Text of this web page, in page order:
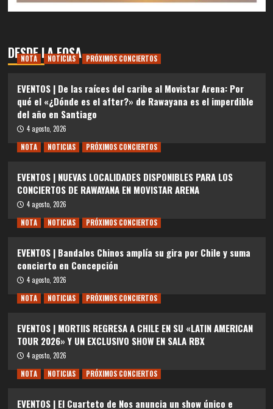
DESDE LA FOSA
NOTA NOTICIAS PRÓXIMOS CONCIERTOS
EVENTOS | De las raíces del caribe al Movistar Arena: Por
qué el «¿Dónde es el after?» de Rawayana es el imperdible
del año en Santiago
4 agosto, 2026
NOTA
NOTICIAS PRÓXIMOS CONCIERTOS
EVENTOS | NUEVAS LOCALIDADES DISPONIBLES PARA LOS
CONCIERTOS DE RAWAYANA EN MOVISTAR ARENA
4 agosto, 2026
NOTA
NOTICIAS PRÓXIMOS CONCIERTOS
EVENTOS | Bandalos Chinos amplía su gira por Chile y suma
concierto en Concepción
4 agosto, 2026
NOTA
NOTICIAS PRÓXIMOS CONCIERTOS
EVENTOS | MORTIIS REGRESA A CHILE EN SU «LATIN AMERICAN
TOUR 2026» Y UN EXCLUSIVO SHOW EN SALA RBX
4 agosto, 2026
NOTA
NOTICIAS PRÓXIMOS CONCIERTOS
EVENTOS | El Cuarteto de Nos anuncia un show único e